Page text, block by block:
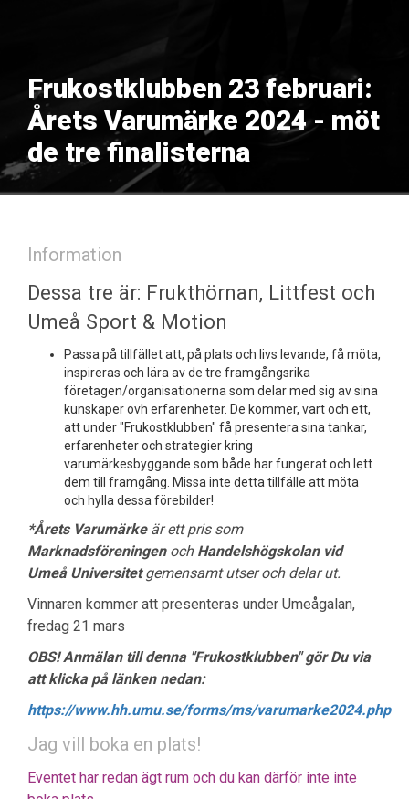
Frukostklubben 23 februari:
Årets Varumärke 2024 - möt
de tre finalisterna
Information
Dessa tre är: Frukthörnan, Littfest och
Umeå Sport & Motion
Passa på tillfället att, på plats och livs levande, få möta,
inspireras och lära av de tre framgångsrika
företagen/organisationerna som delar med sig av sina
kunskaper ovh erfarenheter. De kommer, vart och ett,
att under "Frukostklubben" få presentera sina tankar,
erfarenheter och strategier kring
varumärkesbyggande som både har fungerat och lett
dem till framgång. Missa inte detta tillfälle att möta
och hylla dessa förebilder!
*Årets Varumärkeär ett pris som
Marknadsföreningenoch Handelshögskolan vid
Umeå Universitetgemensamt utser och delar ut.
Vinnaren kommer att presenteras under Umeågalan,
fredag 21 mars
OBS! Anmälan till denna "Frukostklubben" gör Du via
att klicka på länken nedan:
https://www.hh.umu.se/forms/ms/varumarke2024.php
Jag vill boka en plats!
Eventet har redan ägt rum och du kan därför inte inte